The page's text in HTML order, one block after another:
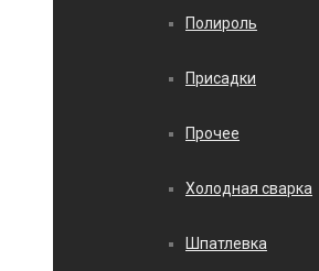
Полироль
Присадки
Прочее
Холодная сварка
Шпатлевка